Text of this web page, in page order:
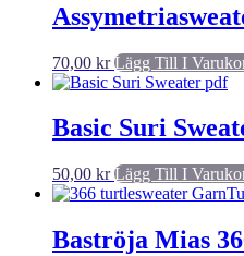
70,00 kr Lägg Till I
Basic Suri
50,00 kr Lägg Till I
Baströja Mias